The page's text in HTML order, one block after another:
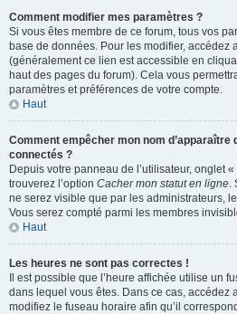
Comment modifier mes paramètres ?
Si vous êtes membre de ce forum, tous vos
base de données. Pour les modifier, accédez
(généralement ce lien est accessible en
haut des pages du forum). Cela vous
paramètres et préférences de votre compte.
Haut
Comment empêcher mon nom d’apparaître
connectés ?
Depuis votre panneau de l’utilisateur, onglet
trouverez l’option Cacher mon statut en ligne.
ne serez visible que par les administrateurs,
Vous serez compté parmi les membres
Haut
Les heures ne sont pas correctes !
Il est possible que l’heure affichée utilise un
dans lequel vous êtes. Dans ce cas, accédez
modifiez le fuseau horaire afin qu’il